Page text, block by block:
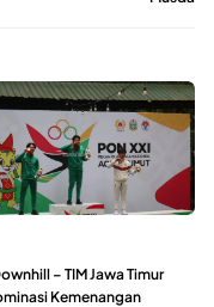
– TIM Jawa Timur
Kemenangan